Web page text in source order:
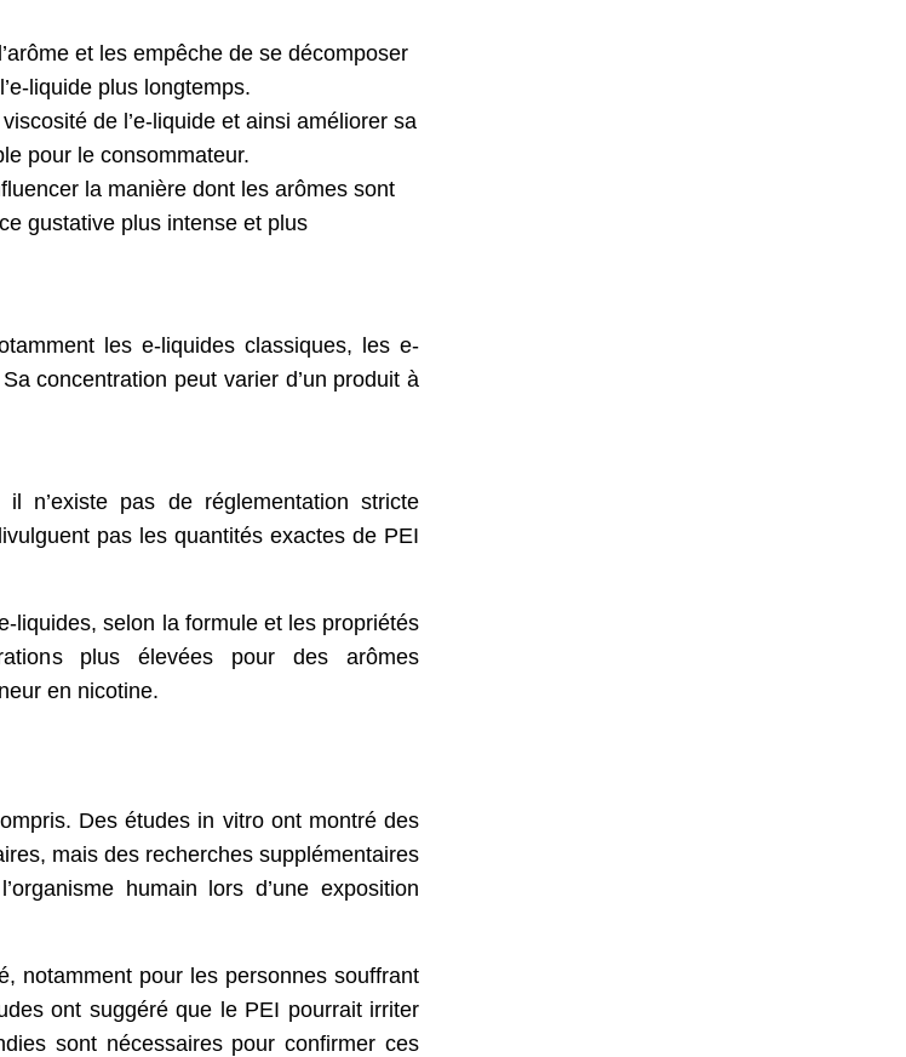
et les empêche de se décomposer
liquide plus longtemps.
de l’e-liquide et ainsi améliorer sa
pour le consommateur.
la manière dont les arômes sont
gustative plus intense et plus
les e-liquides classiques, les e-
concentration peut varier d’un produit à
n’existe pas de réglementation stricte
pas les quantités exactes de PEI
liquides, selon la formule et les propriétés
plus élevées pour des arômes
en nicotine.
Des études in vitro ont montré des
mais des recherches supplémentaires
humain lors d’une exposition
notamment pour les personnes souffrant
ont suggéré que le PEI pourrait irriter
sont nécessaires pour confirmer ces